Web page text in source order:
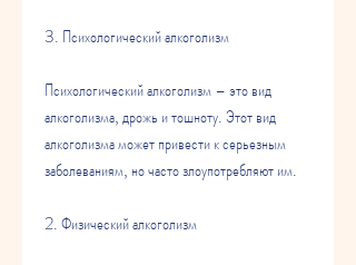
3. Психологический алкоголизм
Психологический алкоголизм – это вид
алкоголизма, дрожь и тошноту. Этот вид
алкоголизма может привести к серьезным
заболеваниям, но часто злоупотребляют им.
2. Физический алкоголизм